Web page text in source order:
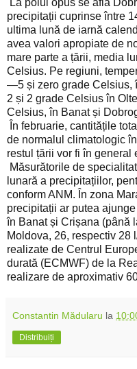
precipitații cuprinse între
ultima lună de iarnă
avea valori apropiate de
mare parte a țării, media
Celsius. Pe regiuni,
—5 și zero grade Celsius,
2 și 2 grade Celsius în
Celsius, în Banat și
În februarie, cantitățile
de normalul climatologic
restul țării vor fi în general
Măsurătorile de
lunară a precipitațiilor,
conform ANM. În zona
precipitații ar putea
în Banat și Crișana (până
Moldova, 26, respectiv 28
realizate de Centrul
durată (ECMWF) de la
realizare de aproximativ
Constantin Mădularu la
Distribuiți